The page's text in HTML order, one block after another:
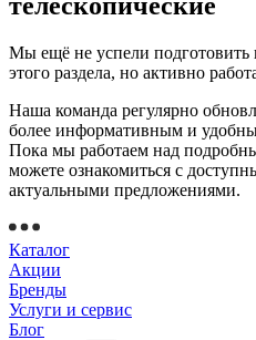
Мы ещё не успели подготовить
этого раздела, но активно
Наша команда регулярно
более информативным и
Пока мы работаем над
можете ознакомиться с
актуальными предложениями.
Каталог
Акции
Бренды
Услуги и сервис
Блог